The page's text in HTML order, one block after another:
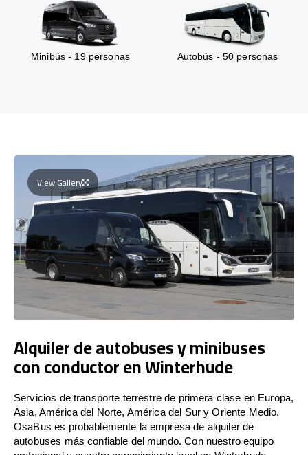
Minibús - 19 personas Autobús - 50 personas
View Gallery
Alquiler de autobuses y minibuses
con conductor en Winterhude
Servicios de transporte terrestre de primera clase en Europa,
Asia, América del Norte, América del Sur y Oriente Medio.
OsaBus es probablemente la empresa de alquiler de
autobuses más confiable del mundo. Con nuestro equipo